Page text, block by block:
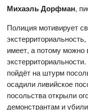
Михаэль Дорфман,
Полиция мотивирует
имеет, а потому
пойдёт на штурм
осадили ливийское
посольства открыли
демонстрантам и убили